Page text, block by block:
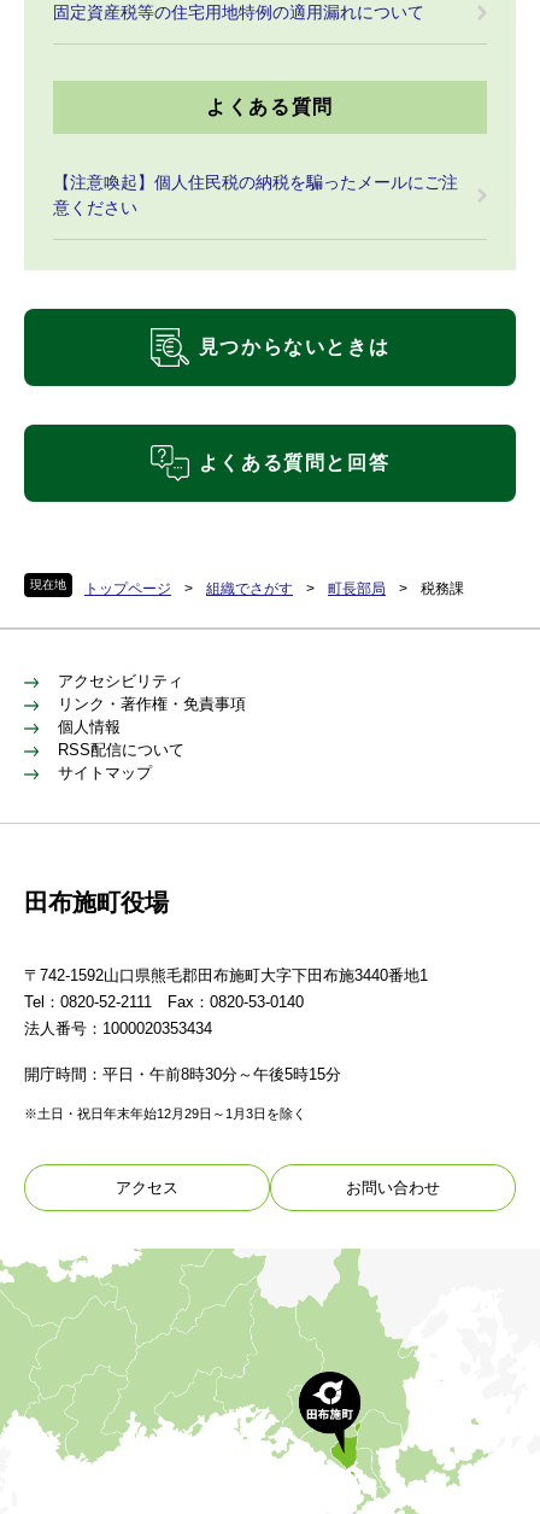
現在地 トップページ > 組織でさがす > 町長部局 > 税務課
固定資産税等の住宅用地特例の適用漏れについて
よくある質問
【注意喚起】個人住民税の納税を騙ったメールにご注
意ください
見つからないときは
よくある質問と回答
アクセシビリティ
リンク・著作権・免責事項
個人情報
RSS配信について
サイトマップ
田布施町役場
〒742-1592山口県熊毛郡田布施町大字下田布施3440番地1
Tel：0820-52-2111 Fax：0820-53-0140
法人番号：1000020353434
開庁時間：平日・午前8時30分～午後5時15分
※土日・祝日年末年始12月29日～1月3日を除く
アクセス お問い合わせ